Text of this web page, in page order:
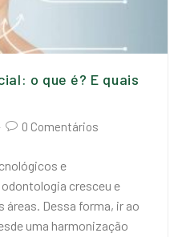
o que é? E quais
0 Comentários
e
cresceu e
áreas. Dessa forma, ir ao
uma harmonização